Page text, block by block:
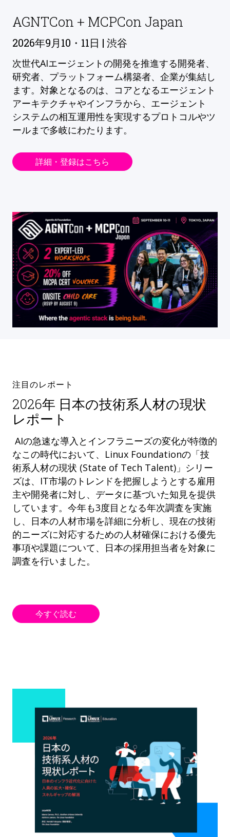
AGNTCon + MCPCon Japan
2026年9月10・11日 | 渋谷
次世代AIエージェントの開発を推進する開発者、
研究者、プラットフォーム構築者、企業が集結し
ます。対象となるのは、コアとなるエージェント
アーキテクチャやインフラから、エージェント
システムの相互運用性を実現するプロトコルやツ
ールまで多岐にわたります。
詳細・登録はこちら
注目のレポート
2026年 日本の技術系人材の現状
レポート
AIの急速な導入とインフラニーズの変化が特徴的
なこの時代において、Linux Foundationの「技
術系人材の現状 (State of Tech Talent)」シリー
ズは、IT市場のトレンドを把握しようとする雇用
主や開発者に対し、データに基づいた知見を提供
しています。今年も3度目となる年次調査を実施
し、日本の人材市場を詳細に分析し、現在の技術
的ニーズに対応するための人材確保における優先
事項や課題について、日本の採用担当者を対象に
調査を行いました。
今すぐ読む